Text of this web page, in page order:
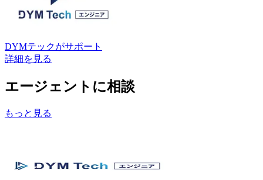
DYMテックがサポート
詳細を見る
エージェントに相談
もっと見る